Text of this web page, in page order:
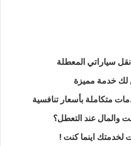
نقل سياراتي المعطلة
متكاملة بأسعار تنافسية
والمال عند التعطل؟
لخدمتك اينما كنت !